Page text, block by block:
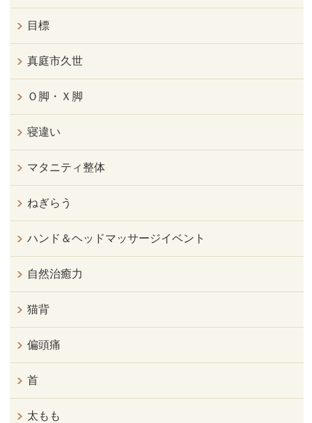
目標
真庭市久世
Ｏ脚・Ｘ脚
寝違い
マタニティ整体
ねぎらう
ハンド＆ヘッドマッサージイベント
自然治癒力
猫背
偏頭痛
首
太もも